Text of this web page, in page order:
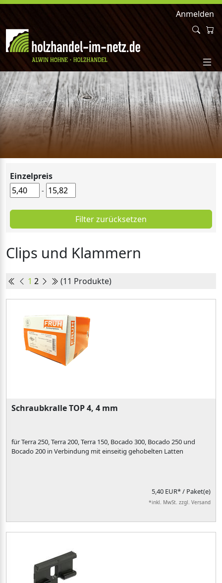
Anmelden
Einzelpreis
-
Filter zurücksetzen
Clips und Klammern
1 2 (11 Produkte)
Schraubkralle TOP 4, 4 mm
für Terra 250, Terra 200, Terra 150, Bocado 300, Bocado 250 und
Bocado 200 in Verbindung mit einseitig gehobelten Latten
5,40 EUR*/ Paket(e)
*inkl. MwSt. zzgl. Versand